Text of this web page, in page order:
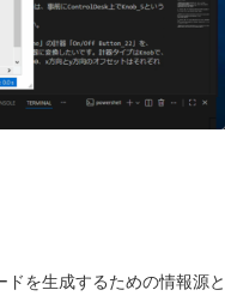
を生成するための情報源と